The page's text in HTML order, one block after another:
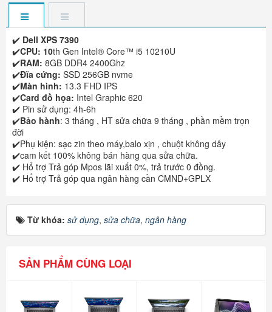
✔️ Dell XPS 7390
✔️CPU: 10th Gen Intel® Core™ i5 10210U
✔️RAM: 8GB DDR4 2400Ghz
✔️Đĩa cứng: SSD 256GB nvme
✔️Màn hình: 13.3 FHD IPS
✔️Card đồ họa: Intel Graphic 620
✔️ Pin sử dụng: 4h-6h
✔️Bảo hành: 3 tháng , HT sửa chữa 9 tháng , phần mềm trọn
đời
✔️Phụ kiện: sạc zin theo máy,balo xịn , chuột không dây
✔️cam kết 100% không bán hàng qua sửa chữa.
✔️ Hổ trợ Trả góp Mpos lãi xuất 0%, trả trước 0 đồng.
✔️ Hổ trợ Trả góp qua ngân hàng cần CMND+GPLX
Từ khóa: sử dụng, sửa chữa, ngân hàng
SẢN PHẨM CÙNG LOẠI